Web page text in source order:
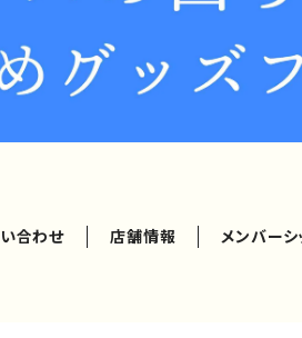
合わせ 店舗情報 メンバーシ